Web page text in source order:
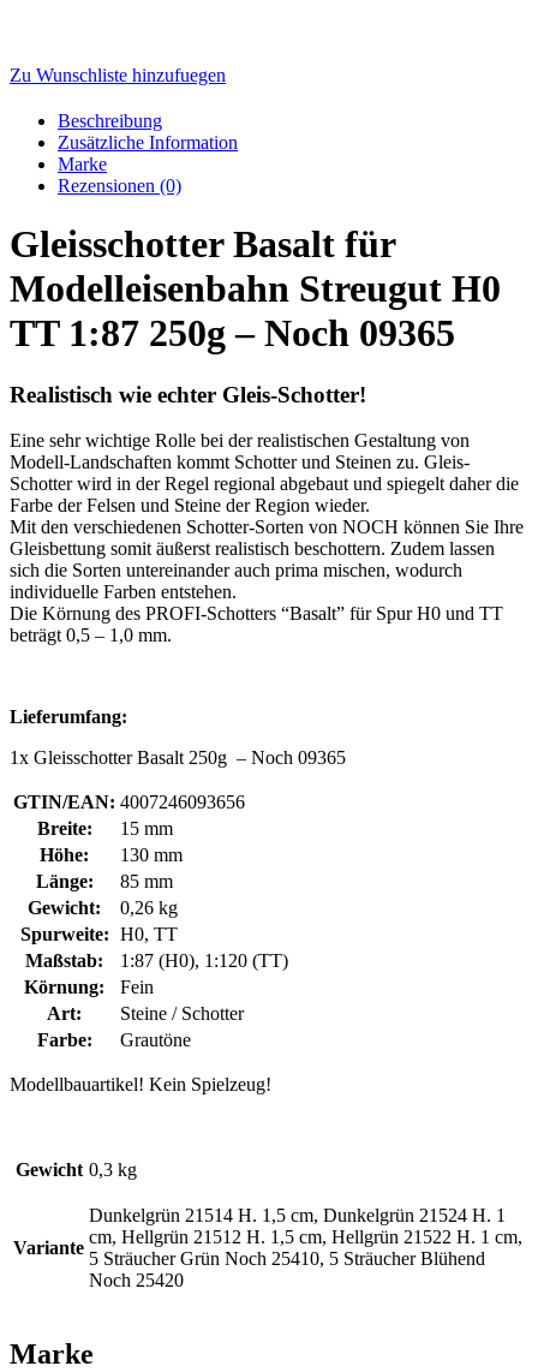
Zu Wunschliste hinzufuegen
Beschreibung
Zusätzliche Information
Marke
Rezensionen (0)
Gleisschotter Basalt für
Modelleisenbahn Streugut H0
TT 1:87 250g – Noch 09365
Realistisch wie echter Gleis-Schotter!
Eine sehr wichtige Rolle bei der realistischen Gestaltung von
Modell-Landschaften kommt Schotter und Steinen zu. Gleis-
Schotter wird in der Regel regional abgebaut und spiegelt daher die
Farbe der Felsen und Steine der Region wieder.
Mit den verschiedenen Schotter-Sorten von NOCH können Sie Ihre
Gleisbettung somit äußerst realistisch beschottern. Zudem lassen
sich die Sorten untereinander auch prima mischen, wodurch
individuelle Farben entstehen.
Die Körnung des PROFI-Schotters “Basalt” für Spur H0 und TT
beträgt 0,5 – 1,0 mm.
Lieferumfang:
1x Gleisschotter Basalt 250g – Noch 09365
GTIN/EAN: 4007246093656
Breite:
15 mm
Höhe:
130 mm
Länge:
85 mm
Gewicht:
0,26 kg
Spurweite: H0, TT
Maßstab:
1:87 (H0), 1:120 (TT)
Körnung:
Fein
Art:
Steine / Schotter
Farbe:
Grautöne
Modellbauartikel! Kein Spielzeug!
Gewicht 0,3 kg
Variante
Dunkelgrün 21514 H. 1,5 cm, Dunkelgrün 21524 H. 1
cm, Hellgrün 21512 H. 1,5 cm, Hellgrün 21522 H. 1 cm,
5 Sträucher Grün Noch 25410, 5 Sträucher Blühend
Noch 25420
Marke